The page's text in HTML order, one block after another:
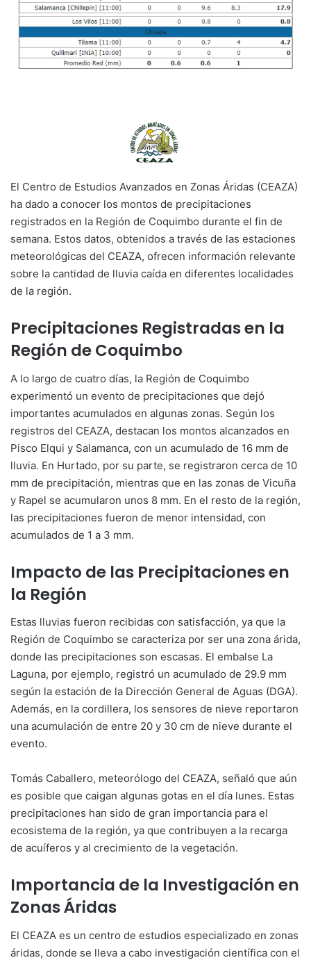
El Centro de Estudios Avanzados en Zonas Áridas (CEAZA)
ha dado a conocer los montos de precipitaciones
registrados en la Región de Coquimbo durante el fin de
semana. Estos datos, obtenidos a través de las estaciones
meteorológicas del CEAZA, ofrecen información relevante
sobre la cantidad de lluvia caída en diferentes localidades
de la región.
Precipitaciones Registradas en la
Región de Coquimbo
A lo largo de cuatro días, la Región de Coquimbo
experimentó un evento de precipitaciones que dejó
importantes acumulados en algunas zonas. Según los
registros del CEAZA, destacan los montos alcanzados en
Pisco Elqui y Salamanca, con un acumulado de 16 mm de
lluvia. En Hurtado, por su parte, se registraron cerca de 10
mm de precipitación, mientras que en las zonas de Vicuña
y Rapel se acumularon unos 8 mm. En el resto de la región,
las precipitaciones fueron de menor intensidad, con
acumulados de 1 a 3 mm.
Impacto de las Precipitaciones en
la Región
Estas lluvias fueron recibidas con satisfacción, ya que la
Región de Coquimbo se caracteriza por ser una zona árida,
donde las precipitaciones son escasas. El embalse La
Laguna, por ejemplo, registró un acumulado de 29.9 mm
según la estación de la Dirección General de Aguas (DGA).
Además, en la cordillera, los sensores de nieve reportaron
una acumulación de entre 20 y 30 cm de nieve durante el
evento.
Tomás Caballero, meteorólogo del CEAZA, señaló que aún
es posible que caigan algunas gotas en el día lunes. Estas
precipitaciones han sido de gran importancia para el
ecosistema de la región, ya que contribuyen a la recarga
de acuíferos y al crecimiento de la vegetación.
Importancia de la Investigación en
Zonas Áridas
El CEAZA es un centro de estudios especializado en zonas
áridas, donde se lleva a cabo investigación científica con el